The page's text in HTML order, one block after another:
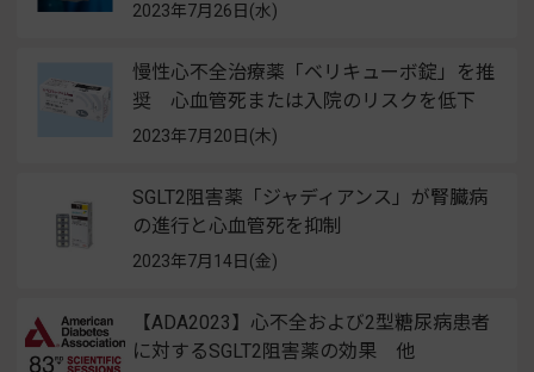
2023年7月26日(水)
慢性心不全治療薬「ベリキューボ錠」を推
奨 心血管死または入院のリスクを低下
2023年7月20日(木)
SGLT2阻害薬「ジャディアンス」が腎臓病
の進行と心血管死を抑制
2023年7月14日(金)
【ADA2023】心不全および2型糖尿病患者
に対するSGLT2阻害薬の効果 他